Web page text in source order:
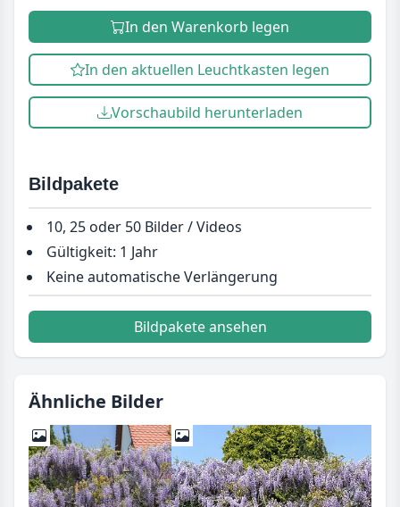
In den Warenkorb legen
In den aktuellen Leuchtkasten legen
Vorschaubild herunterladen
Bildpakete
10, 25 oder 50 Bilder / Videos
Gültigkeit: 1 Jahr
Keine automatische Verlängerung
Bildpakete ansehen
Ähnliche Bilder